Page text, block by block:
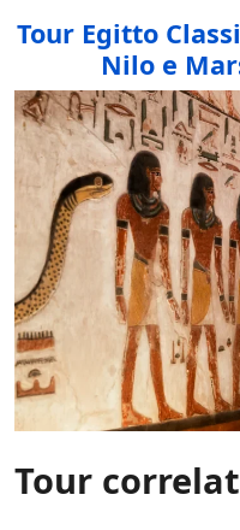
Tour Egitto
Nilo e
Tour